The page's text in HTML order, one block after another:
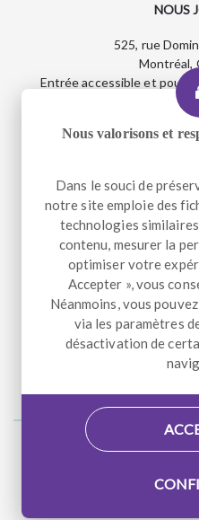
NOUS
525, rue
Montréal,
Entrée accessible et pour
Télécopieur
Courriel
NOUS
© 2026 AlterGo. Tous droits
Nous valorisons et
Dans le souci de
notre site emploie des
technologies
contenu, mesurer la
optimiser votre
Accepter », vous
Néanmoins, vous
via les paramètres
désactivation de